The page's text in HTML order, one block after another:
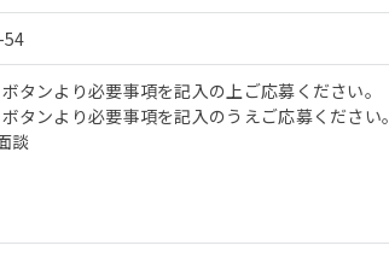
54
タンより必要事項を記入の上ご応募ください。
タンより必要事項を記入のうえご応募ください。
談